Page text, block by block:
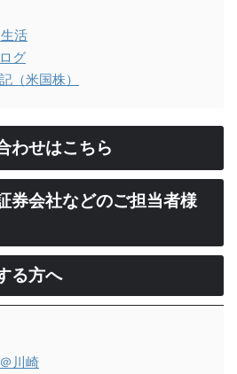
活
グ
（米国株）
わせはこちら
券会社などのご担当者様
る方へ
川崎